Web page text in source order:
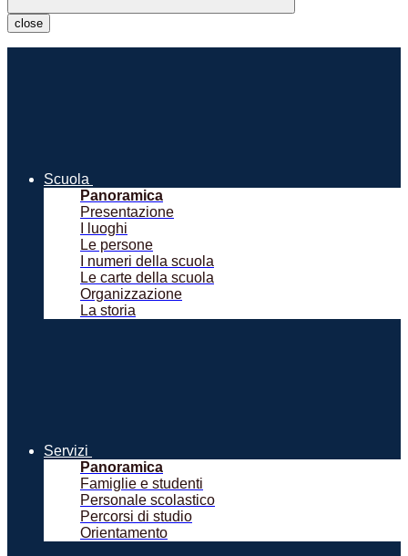
close
Scuola
Panoramica
Presentazione
I luoghi
Le persone
I numeri della scuola
Le carte della scuola
Organizzazione
La storia
Servizi
Panoramica
Famiglie e studenti
Personale scolastico
Percorsi di studio
Orientamento